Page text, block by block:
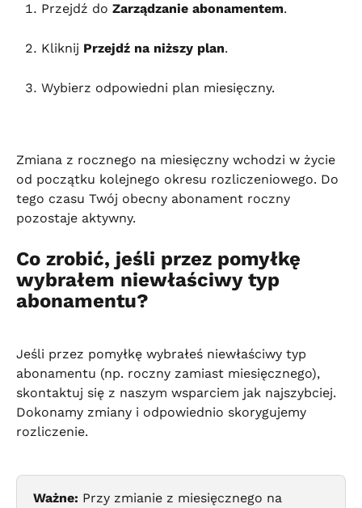
Przejdź do Zarządzanie abonamentem.
Kliknij Przejdź na niższy plan.
Wybierz odpowiedni plan miesięczny.
Zmiana z rocznego na miesięczny wchodzi w życie
od początku kolejnego okresu rozliczeniowego. Do
tego czasu Twój obecny abonament roczny
pozostaje aktywny.
Co zrobić, jeśli przez pomyłkę
wybrałem niewłaściwy typ
abonamentu?
Jeśli przez pomyłkę wybrałeś niewłaściwy typ
abonamentu (np. roczny zamiast miesięcznego),
skontaktuj się z naszym wsparciem jak najszybciej.
Dokonamy zmiany i odpowiednio skorygujemy
rozliczenie.
Ważne: Przy zmianie z miesięcznego na